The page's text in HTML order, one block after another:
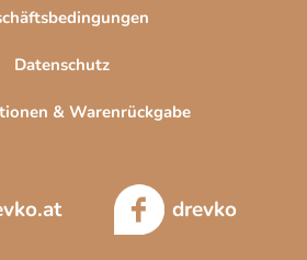
Datenschutz
& Warenrückgabe
drevko